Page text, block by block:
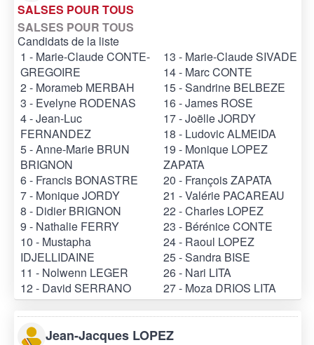
SALSES POUR TOUS
SALSES POUR TOUS
Candidats de la liste
1 - Marie-Claude CONTE-
GREGOIRE
2 - Morameb MERBAH
3 - Evelyne RODENAS
4 - Jean-Luc
FERNANDEZ
5 - Anne-Marie BRUN
BRIGNON
6 - Francis BONASTRE
7 - Monique JORDY
8 - Didier BRIGNON
9 - Nathalie FERRY
10 - Mustapha
IDJELLIDAINE
11 - Nolwenn LEGER
12 - David SERRANO
13 - Marie-Claude SIVADE
14 - Marc CONTE
15 - Sandrine BELBEZE
16 - James ROSE
17 - Joëlle JORDY
18 - Ludovic ALMEIDA
19 - Monique LOPEZ
ZAPATA
20 - François ZAPATA
21 - Valérie PACAREAU
22 - Charles LOPEZ
23 - Bérénice CONTE
24 - Raoul LOPEZ
25 - Sandra BISE
26 - Nari LITA
27 - Moza DRIOS LITA
Jean-Jacques LOPEZ